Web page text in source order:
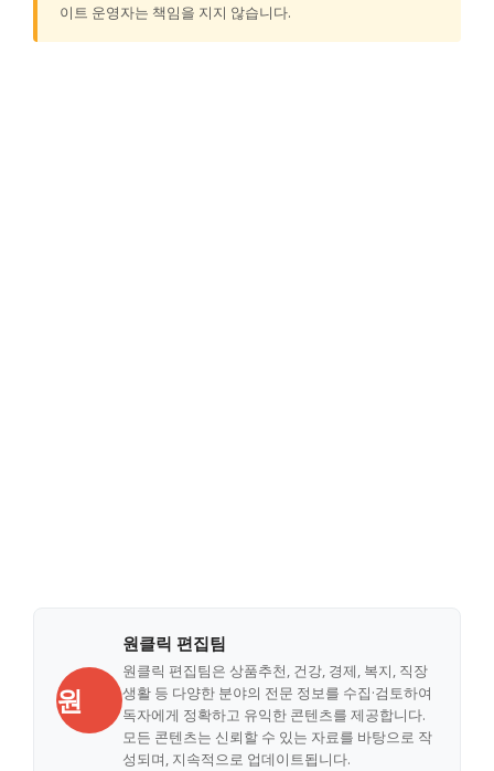
이트 운영자는 책임을 지지 않습니다.
원
원클릭 편집팀
원클릭 편집팀은 상품추천, 건강, 경제, 복지, 직장
생활 등 다양한 분야의 전문 정보를 수집·검토하여
독자에게 정확하고 유익한 콘텐츠를 제공합니다.
모든 콘텐츠는 신뢰할 수 있는 자료를 바탕으로 작
성되며, 지속적으로 업데이트됩니다.